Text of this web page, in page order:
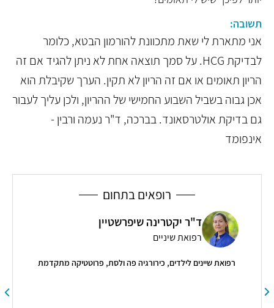
תשובה:
אני מתארת לי שאת מתכוונת להורמון הבטא, כלומר
לבדיקת HCG. על סמך תוצאה אחת לא ניתן להגיד אם זה
הריון תאומים או אם זה הריון לא תקין. הערך שקיבלת הוא
אכן גבוה בשביל השבוע החמישי של ההריון, ולכן עליך לעבור
גם בדיקת אולטרסאונד. בברכה, ד"ר נעמה ורבין -
אינפומד
רופאים בתחום
ד"ר יקטרינה שיפרשטיין
רפואת שיניים
רפואת שיינים לילדים, כירורגיה פה ולסת, פרוטטיקה מתקדמת